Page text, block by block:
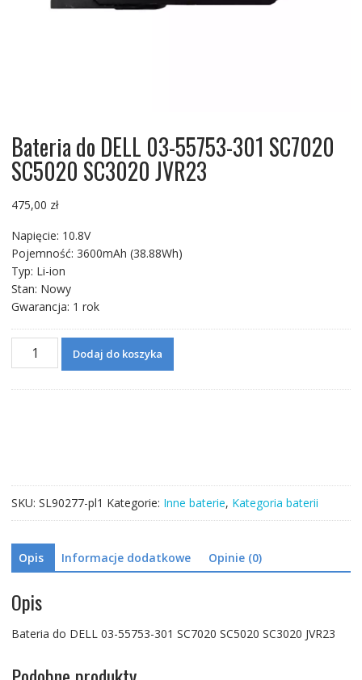
Bateria do DELL 03-55753-301 SC7020
SC5020 SC3020 JVR23
475,00 zł
Napięcie: 10.8V
Pojemność: 3600mAh (38.88Wh)
Typ: Li-ion
Stan: Nowy
Gwarancja: 1 rok
ilość
Bateria
SC5020
SC3020
JVR23
Dodaj do koszyka
SKU: SL90277-pl1 Kategorie: Inne baterie, Kategoria baterii
Opis Informacje dodatkowe Opinie (0)
Opis
Bateria do DELL 03-55753-301 SC7020 SC5020 SC3020 JVR23